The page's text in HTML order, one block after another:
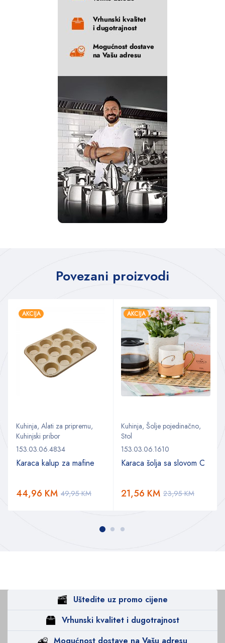
Povezani proizvodi
AKCIJA
Kuhinja, Alati za pripremu,
Kuhinjski pribor
153.03.06.4834
Karaca kalup za mafine
49,95KM
44,96 KM
AKCIJA
Kuhinja, Šolje pojedinačno,
Stol
153.03.06.1610
Karaca šolja sa slovom C
23,95KM
21,56 KM
Uštedite uz promo cijene
Vrhunski kvalitet i dugotrajnost
Mogućnost dostave na Vašu adresu